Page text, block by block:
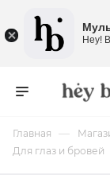
Главная —
Для глаз и бровей
Hey!